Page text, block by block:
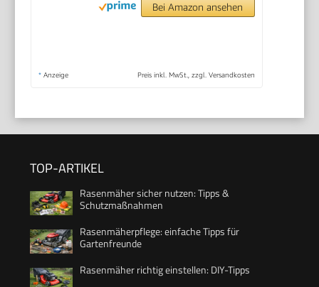
Bei Amazon ansehen
* Anzeige Preis inkl. MwSt., zzgl. Versandkosten
TOP-ARTIKEL
Rasenmäher sicher nutzen: Tipps &
Schutzmaßnahmen
Rasenmäherpflege: einfache Tipps für
Gartenfreunde
Rasenmäher richtig einstellen: DIY-Tipps